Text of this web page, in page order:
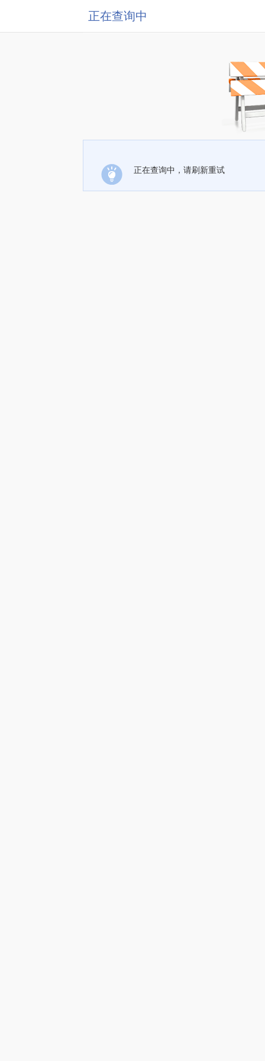
正在查询中
正在查询中，请刷新重试